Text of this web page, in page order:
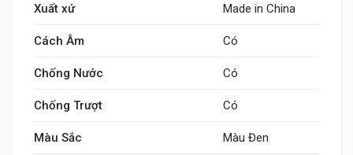
Xuất xứ Made in China
Cách Âm Có
Chống Nước Có
Chống Trượt Có
Màu Sắc Màu Đen